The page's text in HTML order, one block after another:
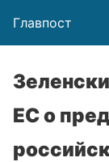
Главпост
ЕС о